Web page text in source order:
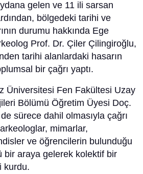
gelen ve 11 ili sarsan
bölgedeki tarihi ve
durumu hakkında Ege
Prof. Dr. Çiler Çilingiroğlu,
tarihi alanlardaki hasarın
bir çağrı yaptı.
Üniversitesi Fen Fakültesi Uzay
Bölümü Öğretim Üyesi Doç.
sürece dahil olmasıyla çağrı
mimarlar,
ve öğrencilerin bulunduğu
bir araya gelerek kolektif bir
kurdu.